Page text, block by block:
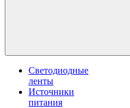
Светодиодные
ленты
Источники
питания